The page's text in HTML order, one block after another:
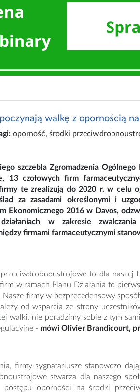
walkę z opornością
oporność, środki
szczebla Zgromadzenia
13 czołowych firm
te zrealizują do 2020 r. w celu
za zasadami określonymi i
Ekonomicznego 2016 w Davos,
w zakresie
firmami farmaceutycznymi
to dla naszej
w ramach Planu Działania to
firmy w bezprecedensowy
od wsparcia ze strony
walki, nie poradzimy sobie z tym
- mówi Olivier Brandicourt,
firmy-sygnatariusze stanowczo
stwarza dla naszego
postępu oporności na środki